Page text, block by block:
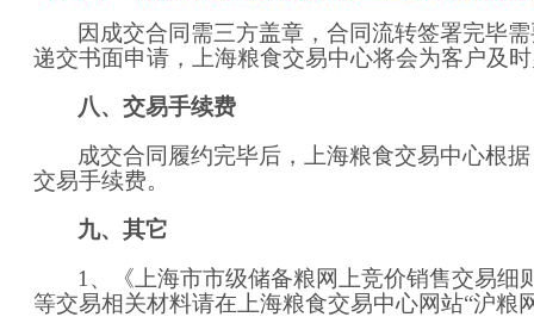
因成交合同需三方盖章，合同流转签署完毕
递交书面申请，上海粮食交易中心将会为客户及
八、交易手续费
成交合同履约完毕后，上海粮食交易中心根
交易手续费。
九、其它
1 、《上海市市级储备粮网上竞价销售交易细
等交易相关材料请在上海粮食交易中心网站“沪粮